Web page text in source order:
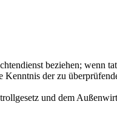
beziehen; wenn
der zu
und dem